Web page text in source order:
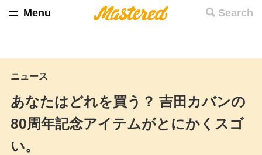
Search
Menu
ニュース
あなたはどれを買う？ 吉田カバンの
80周年記念アイテムがとにかくスゴ
い。